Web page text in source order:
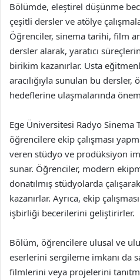
Bölümde, eleştirel düşünme
çeşitli dersler ve atölye
Öğrenciler, sinema tarihi, film
dersler alarak, yaratıcı
birikim kazanırlar. Usta
aracılığıyla sunulan bu
hedeflerine ulaşmalarında
Ege Üniversitesi Radyo Sinema
öğrencilere ekip çalışması
veren stüdyo ve prodüksiyon
sunar. Öğrenciler, modern
donatılmış stüdyolarda
kazanırlar. Ayrıca, ekip
işbirliği becerilerini geliştirirler.
Bölüm, öğrencilere ulusal ve
eserlerini sergileme imkanı da
filmlerini veya projelerini